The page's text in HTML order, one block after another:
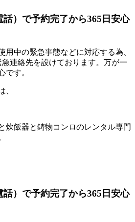
） で予約完了から365日安心
用中の緊急事態などに対応する為、
連絡先を設けております。 万が一
です。
、
炊飯器と鋳物コンロのレンタル専門
） で予約完了から365日安心